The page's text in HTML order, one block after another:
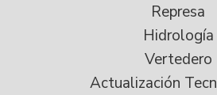
Represa
Hidrología
Vertedero
Actualización